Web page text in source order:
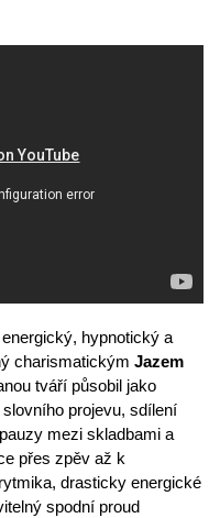
hypnotický a
charismatickým Jazem
tváří působil jako
projevu, sdílení
mezi skladbami a
přes zpěv až k
drasticky energické
spodní proud